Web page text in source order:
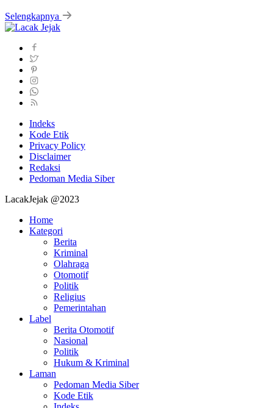
Selengkapnya
Indeks
Kode Etik
Privacy Policy
Disclaimer
Redaksi
Pedoman Media Siber
LacakJejak @2023
Home
Kategori
Berita
Kriminal
Olahraga
Otomotif
Politik
Religius
Pemerintahan
Label
Berita Otomotif
Nasional
Politik
Hukum & Kriminal
Laman
Pedoman Media Siber
Kode Etik